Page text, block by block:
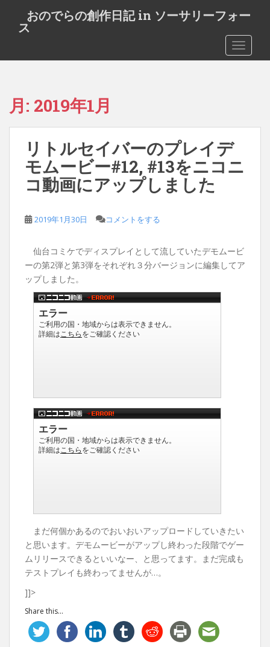
t
おのでらの創作日記 in ソーサリーフォー
ス
月: 2019年1月
リトルセイバーのプレイデ
モムービー#12, #13をニコニ
コ動画にアップしました
2019年1月30日 コメントをする
仙台コミケでディスプレイとして流していたデモムービ
ーの第2弾と第3弾をそれぞれ３分バージョンに編集してア
ップしました。
まだ何個かあるのでおいおいアップロードしていきたい
と思います。デモムービーがアップし終わった段階でゲー
ムリリースできるといいなー、と思ってます。まだ完成も
テストプレイも終わってませんが…。
]]>
Share this...